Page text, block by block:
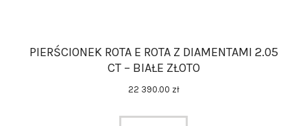
PIERŚCIONEK ROTA E ROTA Z DIAMENTAMI 2.05
CT – BIAŁE ZŁOTO
22 390.00 zł